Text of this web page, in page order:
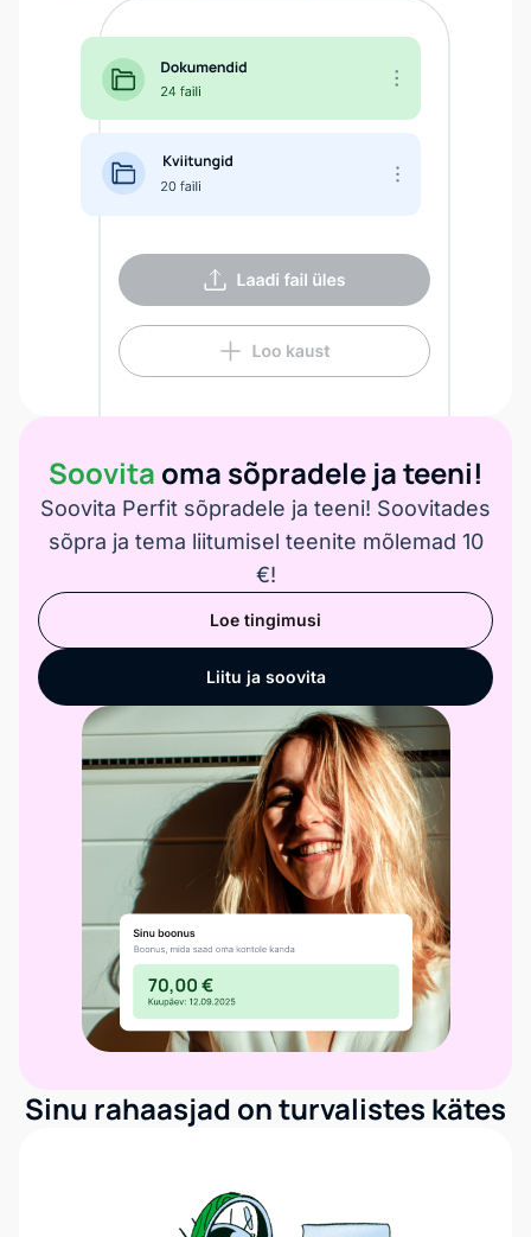
Soovita oma sõpradele ja teeni!
Soovita Perfit sõpradele ja teeni! Soovitades
sõpra ja tema liitumisel teenite mõlemad 10
€!
Loe tingimusi
Liitu ja soovita
Sinu rahaasjad on turvalistes kätes